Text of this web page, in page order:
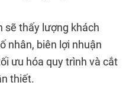
sẽ thấy lượng khách
nhân, biên lợi nhuận
ưu hóa quy trình và cắt
thiết.